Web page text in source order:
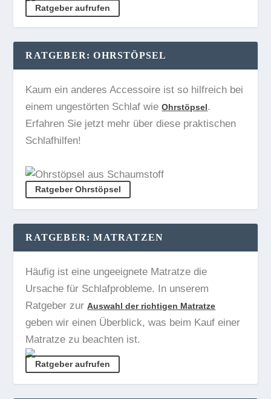
Ratgeber aufrufen
RATGEBER: OHRSTÖPSEL
Kaum ein anderes Accessoire ist so hilfreich bei
einem ungestörten Schlaf wieOhrstöpsel.
Erfahren Sie jetzt mehr über diese praktischen
Schlafhilfen!
Ratgeber Ohrstöpsel
RATGEBER: MATRATZEN
Häufig ist eine ungeeignete Matratze die
Ursache für Schlafprobleme. In unserem
Ratgeber zurAuswahl der richtigen Matratze
geben wir einen Überblick, was beim Kauf einer
Matratze zu beachten ist.
Ratgeber aufrufen